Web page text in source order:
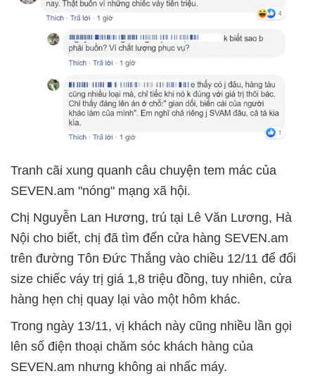
Tranh cãi xung quanh câu chuyện tem mác của
SEVEN.am "nóng" mạng xã hội.
Chị Nguyễn Lan Hương, trú tại Lê Văn Lương, Hà
Nội cho biết, chị đã tìm đến cửa hàng SEVEN.am
trên đường Tôn Đức Thắng vào chiều 12/11 để đổi
size chiếc váy trị giá 1,8 triệu đồng, tuy nhiên, cửa
hàng hẹn chị quay lại vào một hôm khác.
Trong ngày 13/11, vị khách này cũng nhiều lần gọi
lên số điện thoại chăm sóc khách hàng của
SEVEN.am nhưng không ai nhấc máy.